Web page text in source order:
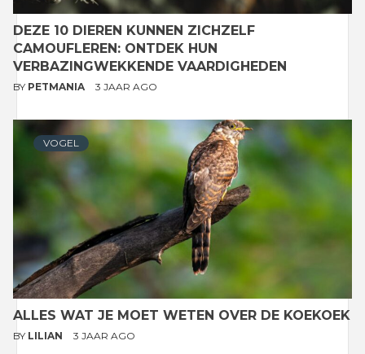
DEZE 10 DIEREN KUNNEN ZICHZELF
CAMOUFLEREN: ONTDEK HUN
VERBAZINGWEKKENDE VAARDIGHEDEN
BY PETMANIA 3 JAAR AGO
VOGEL
ALLES WAT JE MOET WETEN OVER DE KOEKOEK
BY LILIAN 3 JAAR AGO